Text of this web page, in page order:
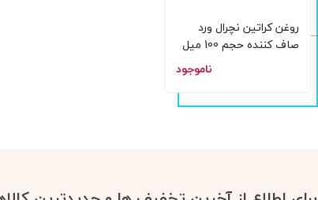
روغن کراتین نچرال ورد
صاف کننده حجم 100 میل
ناموجود